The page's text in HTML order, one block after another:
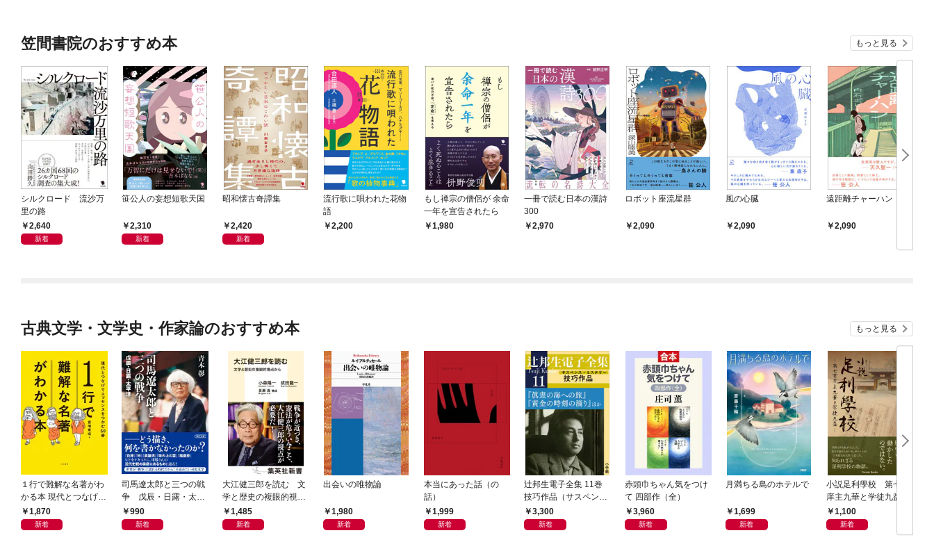
笠間書院のおすすめ本 もっと見る
シルクロード 流沙万
里の路
2,640
新着
笹公人の妄想短歌天国
2,310
新着
昭和懐古奇譚集
2,420
新着
流行歌に唄われた花物
語
2,200
もし禅宗の僧侶が 余命
一年を宣告されたら
1,980
一冊で読む日本の漢詩
300
2,970
ロボット座流星群
2,090
風の心臓
2,090
遠距離チャーハン
2,090
古典文学・文学史・作家論のおすすめ本 もっと見る
１行で難解な名著がわ
かる本 現代とつなげて
エッセンスをつかむ50
冊
1,870
新着
司馬遼太郎と三つの戦
争 戊辰・日露・太平
洋990
新着
大江健三郎を読む 文
学と歴史の複眼的視点
から1,485
新着
出会いの唯物論
1,980
新着
本当にあった話（の
話）
1,999
新着
辻邦生電子全集 11巻
技巧作品（サスペン
ス・ミステリー） 『眞
晝の海への旅』『黄金
3,300
新着
赤頭巾ちゃん気をつけ
て 四部作（全）
3,960
新着
月満ちる島のホテルで
1,699
新着
小説足利學校 第七世
庠主九華と学徒九益
1,100
新着